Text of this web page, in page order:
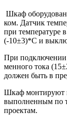
Шкаф оборудован
ком. Датчик
при тем­пературе
(-10±3)*С и
При подключении
менного тока
должен быть в
Шкаф монтируют
выполненным по
проектам.